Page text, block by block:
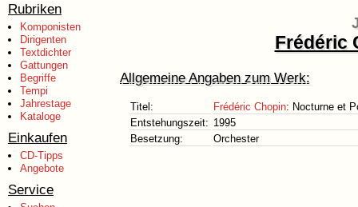
Rubriken
Komponisten
Dirigenten
Textdichter
Gattungen
Begriffe
Tempi
Jahrestage
Kataloge
Einkaufen
CD-Tipps
Angebote
Service
Frédéric
Allgemeine Angaben zum Werk:
Titel: Frédéric Chopin: Nocturne et
Entstehungszeit: 1995
Besetzung:
Orchester